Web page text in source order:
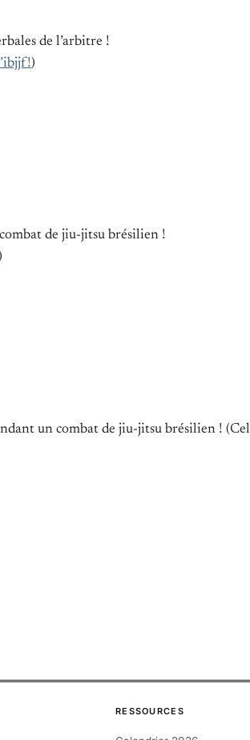
de l’arbitre !
)
de jiu-jitsu brésilien !
)
un combat de jiu-jitsu brésilien !
RESSOURCES